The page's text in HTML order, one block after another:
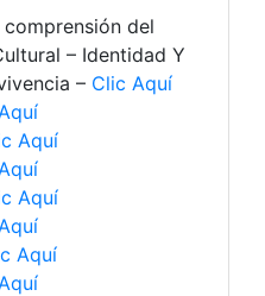
del
– Identidad Y
– Clic Aquí
Aquí
Aquí
Aquí